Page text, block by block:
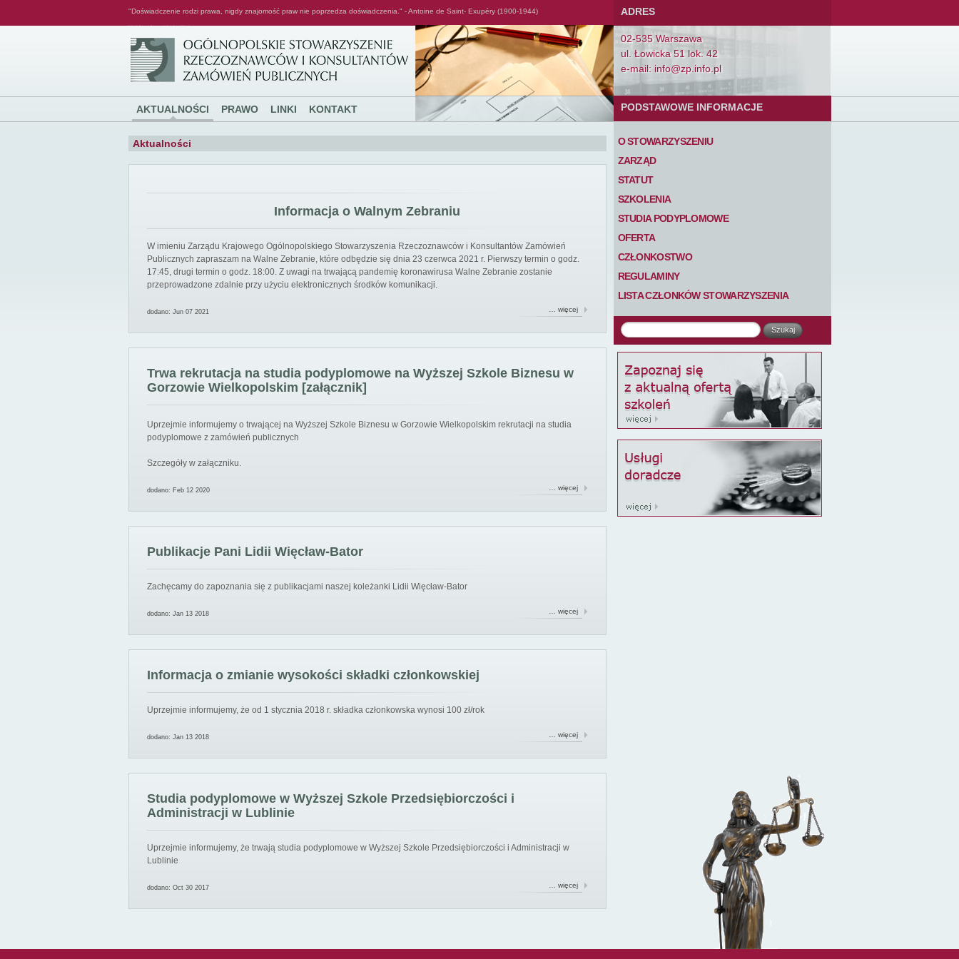
"Doświadczenie rodzi prawa, nigdy znajomość praw nie poprzedza doświadczenia." - Antoine de Saint- Exupéry (1900-1944)
AKTUALNOŚCI PRAWO LINKI KONTAKT
ADRES
02-535 Warszawa
ul. Łowicka 51 lok. 42
e-mail: info@zp.info.pl
PODSTAWOWE INFORMACJE
O STOWARZYSZENIU
ZARZĄD
STATUT
SZKOLENIA
STUDIA PODYPLOMOWE
OFERTA
CZŁONKOSTWO
REGULAMINY
LISTA CZŁONKÓW STOWARZYSZENIA
Aktualności
Informacja o Walnym Zebraniu
W imieniu Zarządu Krajowego Ogólnopolskiego Stowarzyszenia Rzeczoznawców i Konsultantów Zamówień
Publicznych zapraszam na Walne Zebranie, które odbędzie się dnia 23 czerwca 2021 r. Pierwszy termin o godz.
17:45, drugi termin o godz. 18:00. Z uwagi na trwającą pandemię koronawirusa Walne Zebranie zostanie
przeprowadzone zdalnie przy użyciu elektronicznych środków komunikacji.
dodano: Jun 07 2021 … więcej
Trwa rekrutacja na studia podyplomowe na Wyższej Szkole Biznesu w
Gorzowie Wielkopolskim [załącznik]
Uprzejmie informujemy o trwającej na Wyższej Szkole Biznesu w Gorzowie Wielkopolskim rekrutacji na studia
podyplomowe z zamówień publicznych
Szczegóły w załączniku.
dodano: Feb 12 2020 … więcej
Publikacje Pani Lidii Więcław-Bator
Zachęcamy do zapoznania się z publikacjami naszej koleżanki Lidii Więcław-Bator
dodano: Jan 13 2018 … więcej
Informacja o zmianie wysokości składki członkowskiej
Uprzejmie informujemy, że od 1 stycznia 2018 r. składka członkowska wynosi 100 zł/rok
dodano: Jan 13 2018 … więcej
Studia podyplomowe w Wyższej Szkole Przedsiębiorczości i
Administracji w Lublinie
Uprzejmie informujemy, że trwają studia podyplomowe w Wyższej Szkole Przedsiębiorczości i Administracji w
Lublinie
dodano: Oct 30 2017 … więcej